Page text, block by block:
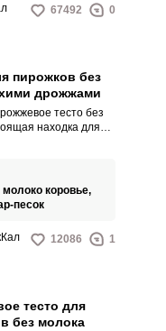
67492 0
пирожков без
дрожжами
тесто без
находка для
молоко коровье,
песок
12086 1
тесто для
без молока